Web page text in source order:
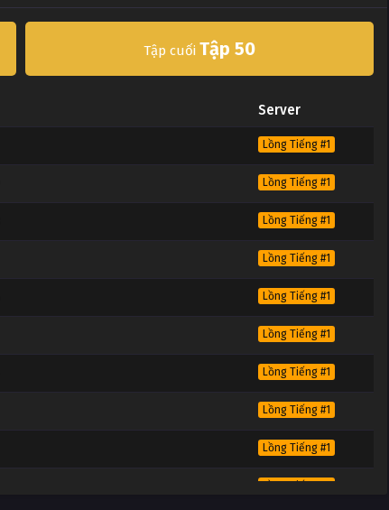
Tập cuối Tập 50
Server
Lồng Tiếng #1
Lồng Tiếng #1
Lồng Tiếng #1
Lồng Tiếng #1
Lồng Tiếng #1
Lồng Tiếng #1
Lồng Tiếng #1
Lồng Tiếng #1
Lồng Tiếng #1
Lồng Tiếng #1